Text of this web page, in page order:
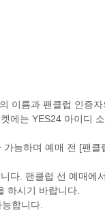
이름과 팬클럽 인증
에는 YES24 아이디
능하며 예매 전 [팬
다. 팬클럽 선 예매에
하시기 바랍니다.
합니다.